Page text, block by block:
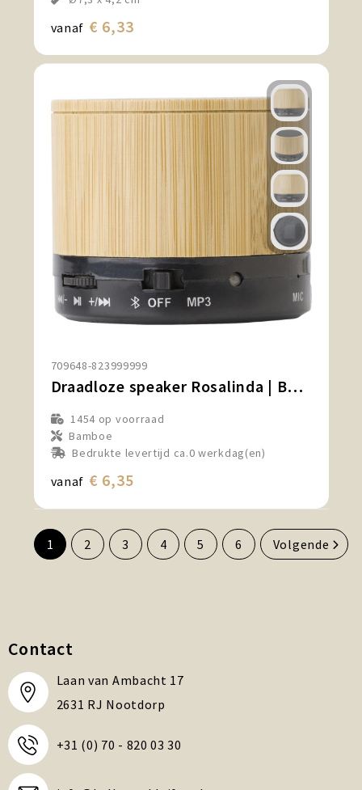
vanaf € 6,33
709648-823999999
Draadloze speaker Rosalinda | Bamboe
1454 op voorraad
Bamboe
Bedrukte levertijd ca.0 werkdag(en)
vanaf € 6,35
1 2 3 4 5 6 Volgende
Contact
Laan van Ambacht 17
2631 RJ Nootdorp
+31 (0) 70 - 820 03 30